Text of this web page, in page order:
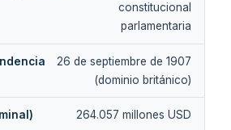
constitucional
parlamentaria
26 de septiembre de 1907
(dominio británico)
264.057 millones USD